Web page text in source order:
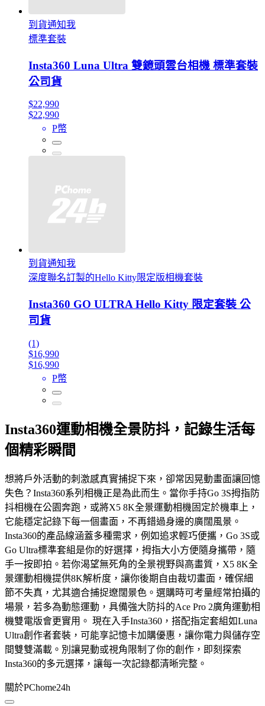
到貨通知我
標準套裝
Insta360 Luna Ultra 雙鏡頭雲台相機 標準套裝
公司貨
$22,990
$22,990
P幣
到貨通知我
深度聯名訂製的Hello Kitty限定版相機套裝
Insta360 GO ULTRA Hello Kitty 限定套裝 公
司貨
(1)
$16,990
$16,990
P幣
Insta360運動相機全景防抖，記錄生活每
個精彩瞬間
想將戶外活動的刺激感真實捕捉下來，卻常因晃動畫面讓回憶
失色？Insta360系列相機正是為此而生。當你手持Go 3S拇指防
抖相機在公園奔跑，或將X5 8K全景運動相機固定於機車上，
它能穩定記錄下每一個畫面，不再錯過身邊的廣闊風景。
Insta360的產品線涵蓋多種需求，例如追求輕巧便攜，Go 3S或
Go Ultra標準套組是你的好選擇，拇指大小方便隨身攜帶，隨
手一按即拍。若你渴望無死角的全景視野與高畫質，X5 8K全
景運動相機提供8K解析度，讓你後期自由裁切畫面，確保細
節不失真，尤其適合捕捉遼闊景色。選購時可考量經常拍攝的
場景，若多為動態運動，具備強大防抖的Ace Pro 2廣角運動相
機雙電版會更實用。 現在入手Insta360，搭配指定套組如Luna
Ultra創作者套裝，可能享記憶卡加購優惠，讓你電力與儲存空
間雙雙滿載。別讓晃動或視角限制了你的創作，即刻探索
Insta360的多元選擇，讓每一次記錄都清晰完整。
關於PChome24h